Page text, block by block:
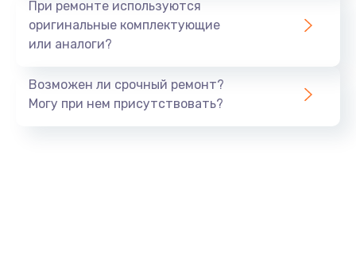
При ремонте используются
оригинальные комплектующие
или аналоги?
Возможен ли срочный ремонт?
Могу при нем присутствовать?